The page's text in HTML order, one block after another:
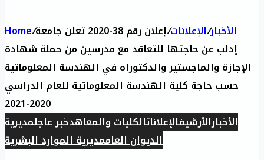
Home/ الأخبار/الإعلانات/
إعلان رقم 38-2020 تعلن جامعة
إدلب عن حاجتها للتعاقد مع مدرسين من حملة شهادة
الإجازة والماجستير والدكتوراه في الهندسة المعلوماتية
حسب حاجة كلية الهندسة المعلوماتية للعام الدراسي
2020-2021
الأخبارالأرشيفالإعلاناتالكليات والمعاهدخبر عاجلمديرية
الديوان العاممديرية الموارد البشرية